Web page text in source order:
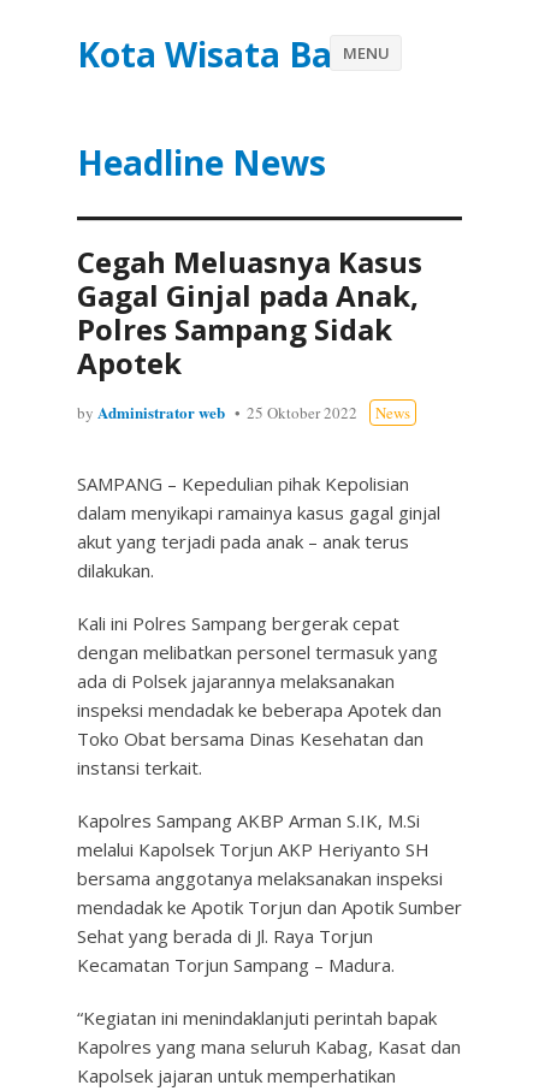
Kota Wisata Batu
Headline News
MENU
Cegah Meluasnya Kasus
Gagal Ginjal pada Anak,
Polres Sampang Sidak
Apotek
by Administrator web 25 Oktober 2022 News
SAMPANG – Kepedulian pihak Kepolisian
dalam menyikapi ramainya kasus gagal ginjal
akut yang terjadi pada anak – anak terus
dilakukan.
Kali ini Polres Sampang bergerak cepat
dengan melibatkan personel termasuk yang
ada di Polsek jajarannya melaksanakan
inspeksi mendadak ke beberapa Apotek dan
Toko Obat bersama Dinas Kesehatan dan
instansi terkait.
Kapolres Sampang AKBP Arman S.IK, M.Si
melalui Kapolsek Torjun AKP Heriyanto SH
bersama anggotanya melaksanakan inspeksi
mendadak ke Apotik Torjun dan Apotik Sumber
Sehat yang berada di Jl. Raya Torjun
Kecamatan Torjun Sampang – Madura.
“Kegiatan ini menindaklanjuti perintah bapak
Kapolres yang mana seluruh Kabag, Kasat dan
Kapolsek jajaran untuk memperhatikan